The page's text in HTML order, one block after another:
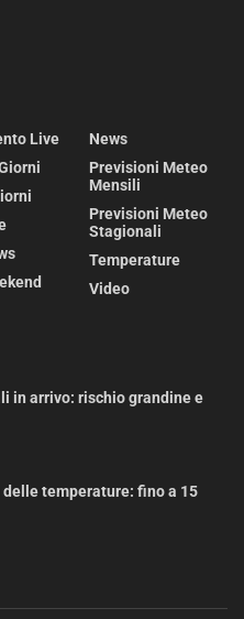
Live
News
Previsioni Meteo
Mensili
Previsioni Meteo
Stagionali
Temperature
Video
in arrivo: rischio grandine e
temperature: fino a 15